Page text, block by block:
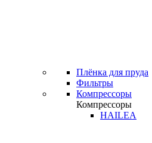
Плёнка для пруда
Фильтры
Компрессоры
Компрессоры
HAILEA